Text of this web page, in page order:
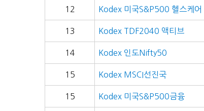
12 Kodex 미국S&P500 헬스케어
13 Kodex TDF2040 액티브
14 Kodex 인도Nifty50
15 Kodex MSCI선진국
15 Kodex 미국S&P500금융